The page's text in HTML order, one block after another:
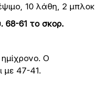
, 10 λάθη, 2 μπλοκ
68-61 το σκορ.
Ο
με 47-41.